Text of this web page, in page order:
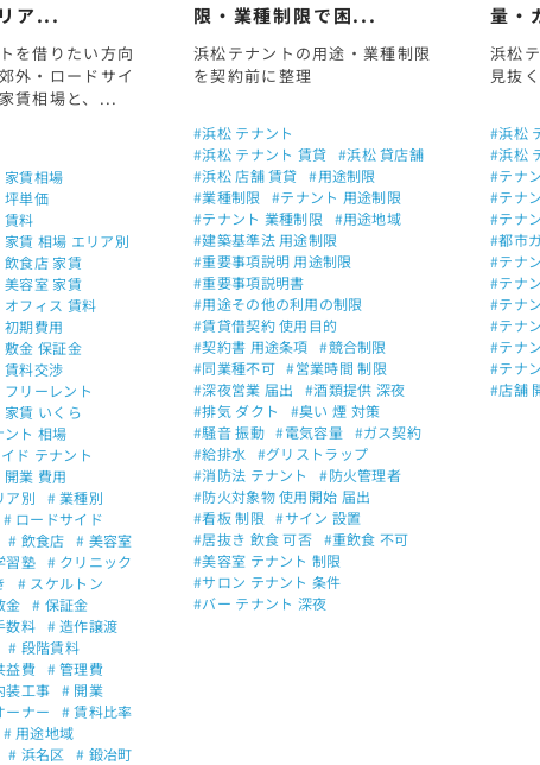
ア...
を借りたい方向
外・ロードサイ
賃相場と、...
家賃相場
坪単価
賃料
賃 相場 エリア別
食店 家賃
容室 家賃
フィス 賃料
期費用
金 保証金
賃料交渉
リーレント
賃 いくら
ト 相場
ド テナント
業 費用
ア別
# 業種別
# ロードサイド
# 飲食店 # 美容室
習塾 # クリニック
# スケルトン
金
# 保証金
数料 # 造作譲渡
# 段階賃料
益費 # 管理費
装工事 # 開業
ーナー
# 賃料比率
# 用途地域
# 浜名区
# 鍛冶町
限・業種制限で困...
浜松テナントの用途・業種制限
を契約前に整理
#浜松 テナント
#浜松 テナント 賃貸 #浜松 貸店舗
#浜松 店舗 賃貸
#用途制限
#業種制限
#テナント 用途制限
#テナント 業種制限
#用途地域
#建築基準法 用途制限
#重要事項説明 用途制限
#重要事項説明書
#用途その他の利用の制限
#賃貸借契約 使用目的
#契約書 用途条項
#競合制限
#同業種不可 #営業時間 制限
#深夜営業 届出
#酒類提供 深夜
#排気 ダクト
#臭い 煙 対策
#騒音 振動 #電気容量 #ガス契約
#給排水
#グリストラップ
#消防法 テナント
#防火管理者
#防火対象物 使用開始 届出
#看板 制限
#サイン 設置
#居抜き 飲食 可否 #重飲食 不可
#美容室 テナント 制限
#サロン テナント 条件
#バー テナント 深夜
量・
浜松
見抜
#浜松
#浜松
#テナ
#テナ
#テナ
#都市
#テナ
#テナ
#テナ
#テナ
#テナ
#テナ
#店舗